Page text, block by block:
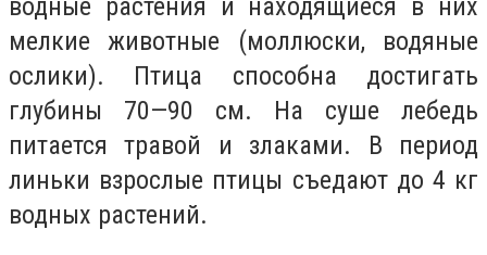
водные растения и находящиеся в них
мелкие животные (моллюски, водяные
ослики). Птица способна достигать
глубины 70—90 см. На суше лебедь
питается травой и злаками. В период
линьки взрослые птицы съедают до 4 кг
водных растений.